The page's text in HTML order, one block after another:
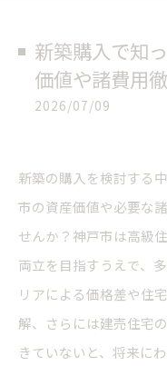
新築購入で知
価値や諸費用
2026/07/09
新築の購入を検討する
市の資産価値や必要な
せんか？神戸市は高級
両立を目指すうえで、
リアによる価格差や住
解、さらには建売住宅
きていないと、将来に